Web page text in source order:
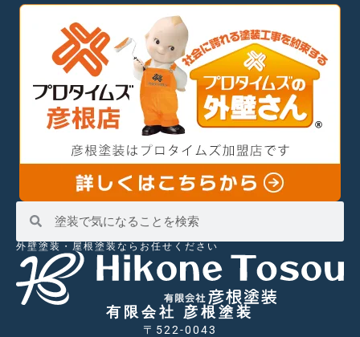
外壁塗装・屋根塗装ならお任せください
有限会社 彦根塗装
〒522-0043